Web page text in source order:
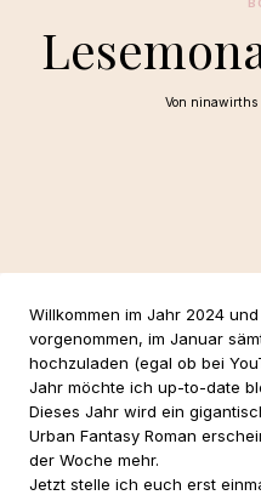
Von ninawirths
Willkommen im Jahr 2024
vorgenommen, im Januar
hochzuladen (egal ob bei
Jahr möchte ich up-to-date
Dieses Jahr wird ein
Urban Fantasy Roman
der Woche mehr.
Jetzt stelle ich euch erst